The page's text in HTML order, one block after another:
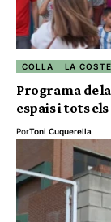
COLLA LA
Programa de
espais i tots
PorToni Cuquerella